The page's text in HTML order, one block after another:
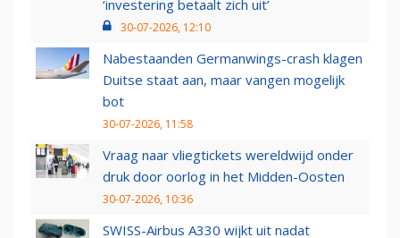
‘investering betaalt zich uit’
30-07-2026, 12:10
Nabestaanden Germanwings-crash klagen
Duitse staat aan, maar vangen mogelijk
bot
30-07-2026, 11:58
Vraag naar vliegtickets wereldwijd onder
druk door oorlog in het Midden-Oosten
30-07-2026, 10:36
SWISS-Airbus A330 wijkt uit nadat